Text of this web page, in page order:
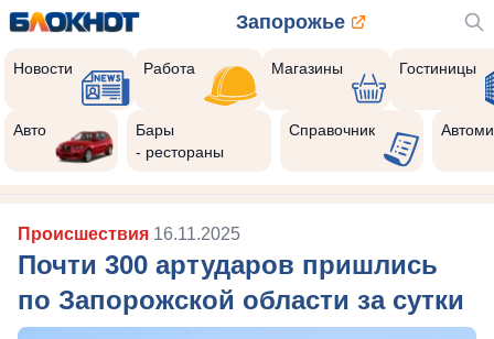
Запорожье
Новости Работа Магазины Гостиницы
Авто
Бары
- рестораны
Справочник
Происшествия 16.11.2025
Почти 300 артударов пришлись
по Запорожской области за сутки